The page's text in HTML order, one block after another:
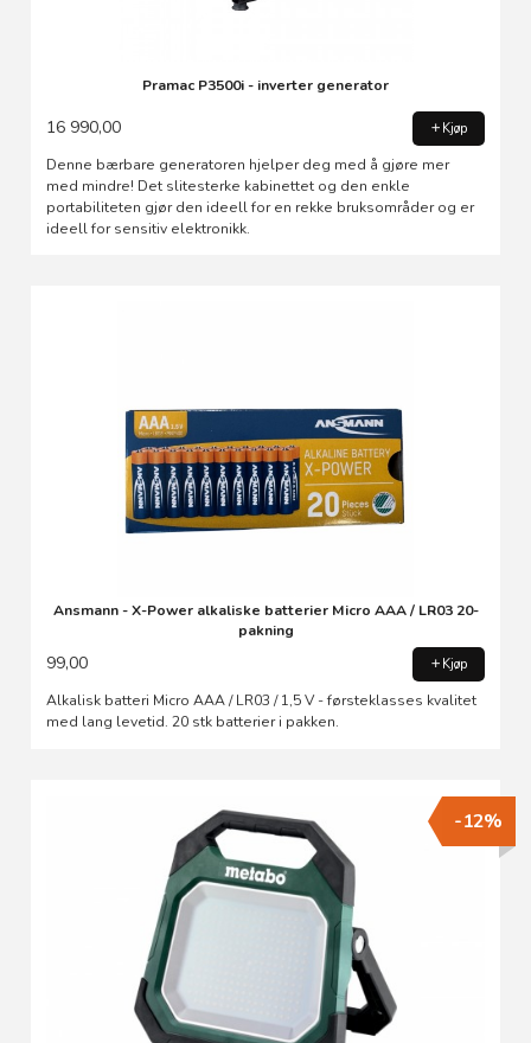
Pramac P3500i - inverter generator
16 990,00 Kjøp
Denne bærbare generatoren hjelper deg med å gjøre mer
med mindre! Det slitesterke kabinettet og den enkle
portabiliteten gjør den ideell for en rekke bruksområder og er
ideell for sensitiv elektronikk.
Ansmann - X-Power alkaliske batterier Micro AAA / LR03 20-
pakning
99,00 Kjøp
Alkalisk batteri Micro AAA / LR03 / 1,5 V - førsteklasses kvalitet
med lang levetid. 20 stk batterier i pakken.
-12%